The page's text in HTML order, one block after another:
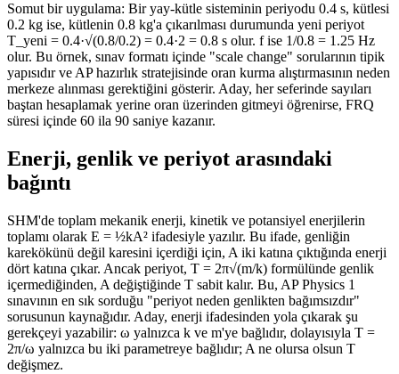
Somut bir uygulama: Bir yay-kütle sisteminin periyodu 0.4 s, kütlesi
0.2 kg ise, kütlenin 0.8 kg'a çıkarılması durumunda yeni periyot
T_yeni = 0.4·√(0.8/0.2) = 0.4·2 = 0.8 s olur. f ise 1/0.8 = 1.25 Hz
olur. Bu örnek, sınav formatı içinde "scale change" sorularının tipik
yapısıdır ve AP hazırlık stratejisinde oran kurma alıştırmasının neden
merkeze alınması gerektiğini gösterir. Aday, her seferinde sayıları
baştan hesaplamak yerine oran üzerinden gitmeyi öğrenirse, FRQ
süresi içinde 60 ila 90 saniye kazanır.
Enerji, genlik ve periyot arasındaki
bağıntı
SHM'de toplam mekanik enerji, kinetik ve potansiyel enerjilerin
toplamı olarak E = ½kA² ifadesiyle yazılır. Bu ifade, genliğin
karekökünü değil karesini içerdiği için, A iki katına çıktığında enerji
dört katına çıkar. Ancak periyot, T = 2π√(m/k) formülünde genlik
içermediğinden, A değiştiğinde T sabit kalır. Bu, AP Physics 1
sınavının en sık sorduğu "periyot neden genlikten bağımsızdır"
sorusunun kaynağıdır. Aday, enerji ifadesinden yola çıkarak şu
gerekçeyi yazabilir: ω yalnızca k ve m'ye bağlıdır, dolayısıyla T =
2π/ω yalnızca bu iki parametreye bağlıdır; A ne olursa olsun T
değişmez.